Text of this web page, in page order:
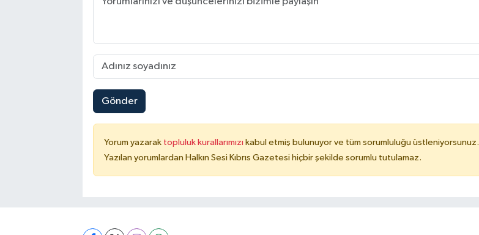
Gönder
Yorum yazarak topluluk kurallarımızı kabul etmiş bulunuyor ve tüm sorumluluğu üstleniyorsunuz.
Yazılan yorumlardan Halkın Sesi Kıbrıs Gazetesi hiçbir şekilde sorumlu tutulamaz.